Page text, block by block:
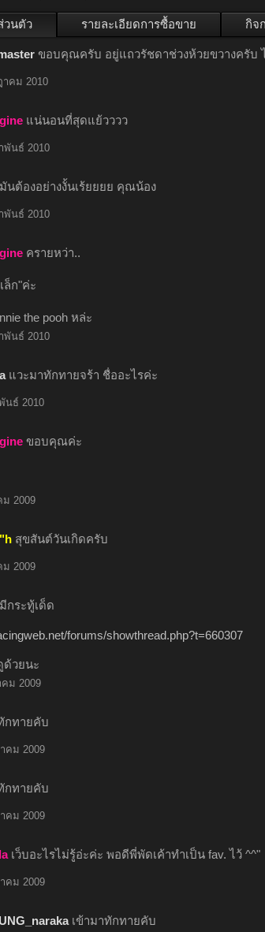
วนตัว รายละเอียดการซื้อขาย กิจ
ขอบคุณครับ อยู่แถวรัชดาช่วงห้วยขวางครับ
าคม 2010
แน่นอนที่สุดแย้วววว
พันธ์ 2010
มันต้องอย่างงั้นเร้ยยยย คุณน้อง
พันธ์ 2010
ครายหว่า..
ล็ก"ค่ะ
the pooh หล่ะ
พันธ์ 2010
แวะมาทักทายจร้า ชื่ออะไรค่ะ
นธ์ 2010
ขอบคุณค่ะ
ม 2009
สุขสันต์วันเกิดครับ
ม 2009
มีกระทู้เด็ด
forums/showthread.php?t=660307
ด้วยนะ
คม 2009
กทายคับ
คม 2009
กทายคับ
คม 2009
เว็บอะไรไม่รู้อ่ะค่ะ พอดีพี่พัดเค้าทำเป็น fav. ไว้ ^^"
คม 2009
เข้ามาทักทายคับ